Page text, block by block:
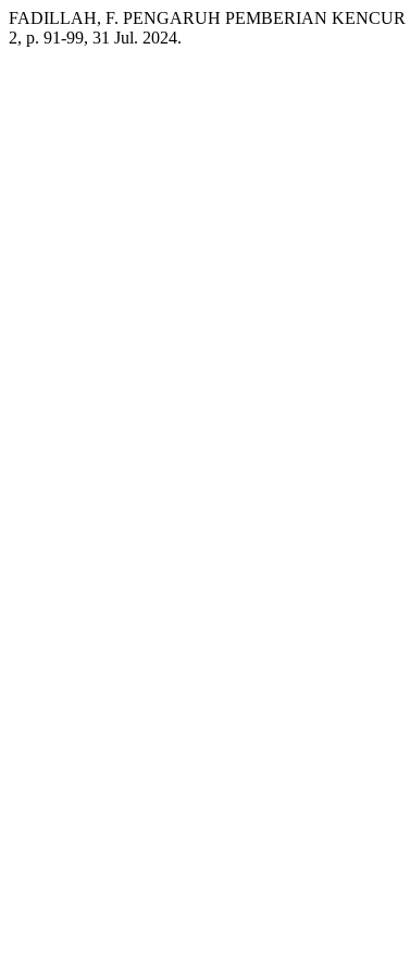
FADILLAH, F. PENGARUH PEMBERIAN
2, p. 91-99, 31 Jul. 2024.